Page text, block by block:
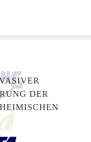
DER